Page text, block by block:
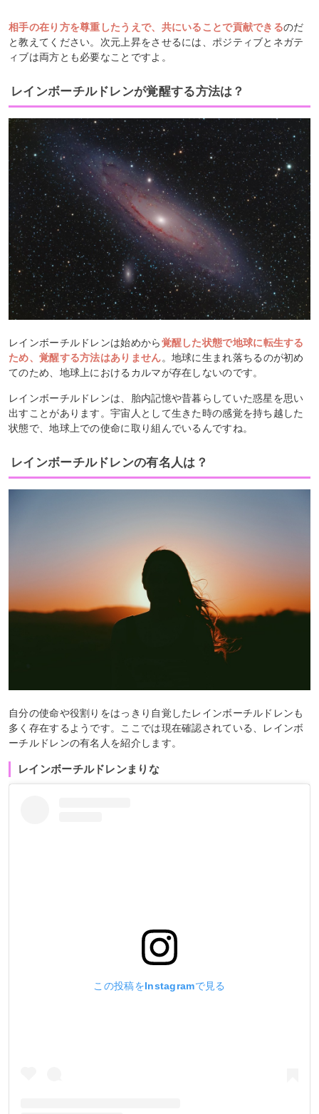
相手の在り方を尊重したうえで、共にいることで貢献できるのだ
と教えてください。次元上昇をさせるには、ポジティブとネガテ
ィブは両方とも必要なことですよ。
レインボーチルドレンが覚醒する方法は？
レインボーチルドレンは始めから覚醒した状態で地球に転生する
ため、覚醒する方法はありません。地球に生まれ落ちるのが初め
てのため、地球上におけるカルマが存在しないのです。
レインボーチルドレンは、胎内記憶や昔暮らしていた惑星を思い
出すことがあります。宇宙人として生きた時の感覚を持ち越した
状態で、地球上での使命に取り組んでいるんですね。
レインボーチルドレンの有名人は？
自分の使命や役割りをはっきり自覚したレインボーチルドレンも
多く存在するようです。ここでは現在確認されている、レインボ
ーチルドレンの有名人を紹介します。
レインボーチルドレンまりな
この投稿をInstagramで見る